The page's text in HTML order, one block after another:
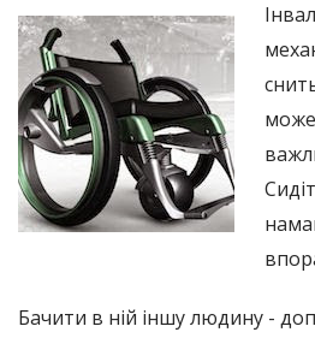
Бачити в ній іншу людину -